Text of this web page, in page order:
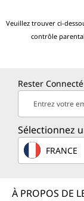
Veuillez trouver ci-
contrôle
Rester Connecté
Entrez votre
Sélectionnez
FRANCE
À PROPOS DE